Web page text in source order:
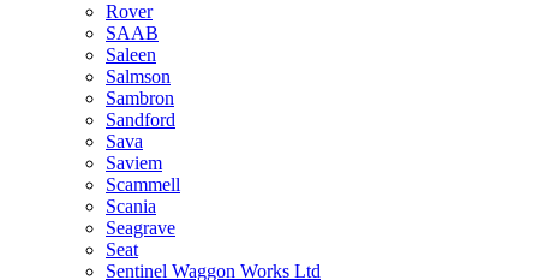
Rover
SAAB
Saleen
Salmson
Sambron
Sandford
Sava
Saviem
Scammell
Scania
Seagrave
Seat
Sentinel Waggon Works Ltd